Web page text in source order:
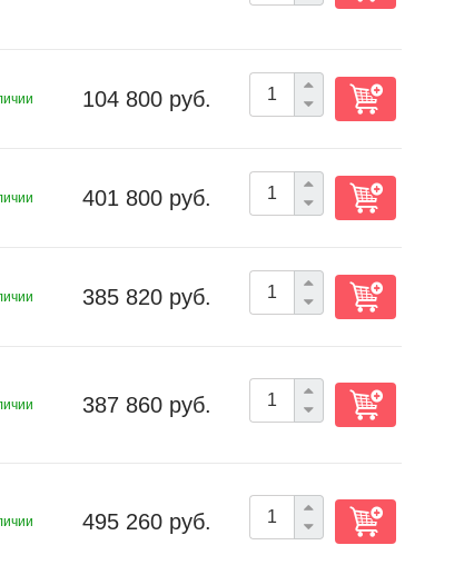
104 800 руб.
401 800 руб.
385 820 руб.
387 860 руб.
495 260 руб.